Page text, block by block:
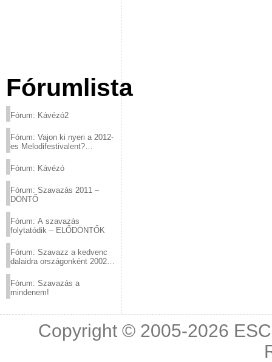
Fórumlista
Fórum: Kávézó2
Fórum: Vajon ki nyeri a 2012-
es Melodifestivalent?
Fórum: Kávézó
Fórum: Szavazás 2011 –
DÖNTŐ
Fórum: A szavazás
folytatódik – ELŐDÖNTŐK
Fórum: Szavazz a kedvenc
dalaidra országonként 2002
Fórum: Szavazás a
mindenem!
Copyright © 2005-2026